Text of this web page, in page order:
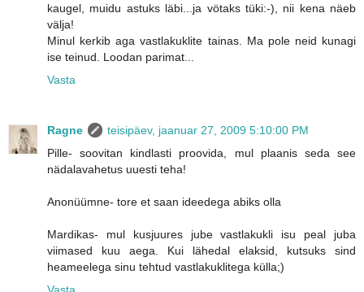
kaugel, muidu astuks läbi...ja vötaks tüki:-), nii kena näeb
välja!
Minul kerkib aga vastlakuklite tainas. Ma pole neid kunagi
ise teinud. Loodan parimat...
Vasta
Ragne
teisipäev, jaanuar 27, 2009 5:10:00 PM
Pille- soovitan kindlasti proovida, mul plaanis seda see
nädalavahetus uuesti teha!
Anonüümne- tore et saan ideedega abiks olla
Mardikas- mul kusjuures jube vastlakukli isu peal juba
viimased kuu aega. Kui lähedal elaksid, kutsuks sind
heameelega sinu tehtud vastlakuklitega külla;)